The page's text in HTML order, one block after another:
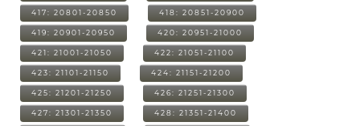
417: 20801-20850 418: 20851-20900
419: 20901-20950 420: 20951-21000
421: 21001-21050 422: 21051-21100
423: 21101-21150 424: 21151-21200
425: 21201-21250 426: 21251-21300
427: 21301-21350 428: 21351-21400